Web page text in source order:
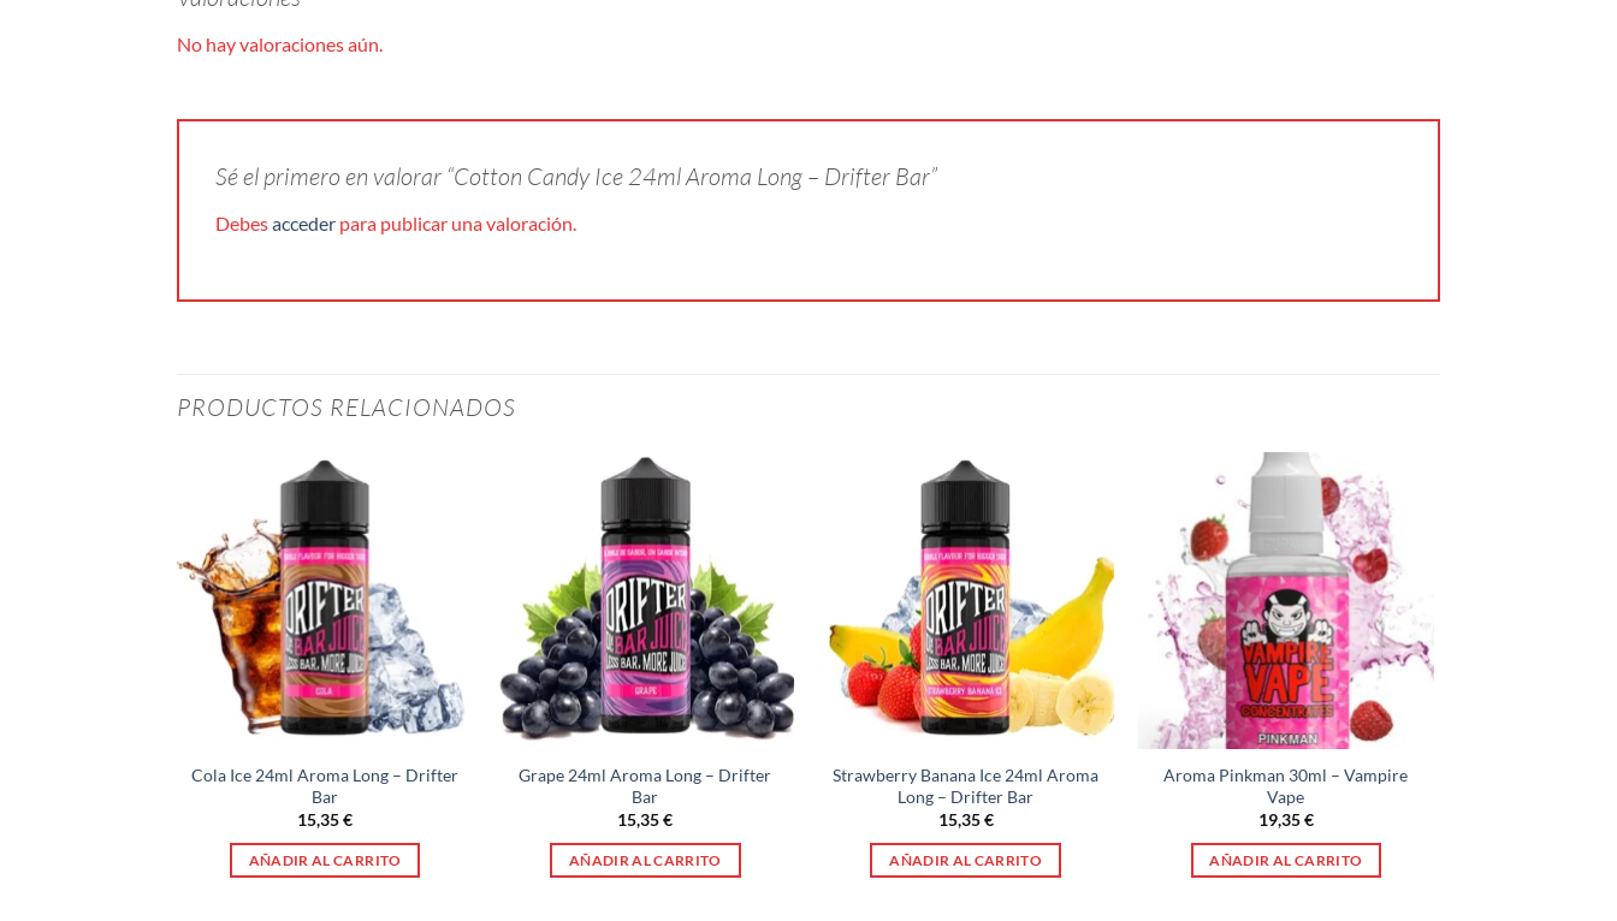
No hay valoraciones aún.
Sé el primero en valorar “Cotton Candy Ice 24ml Aroma Long – Drifter Bar”
Debesacceder para publicar una valoración.
PRODUCTOS RELACIONADOS
Cola Ice 24ml Aroma Long – Drifter
Bar
15,35€
AÑADIR AL CARRITO
Grape 24ml Aroma Long – Drifter
Bar
15,35€
AÑADIR AL CARRITO
Strawberry Banana Ice 24ml Aroma
Long – Drifter Bar
15,35€
AÑADIR AL CARRITO
Aroma Pinkman 30ml – Vampire
Vape
19,35€
AÑADIR AL CARRITO